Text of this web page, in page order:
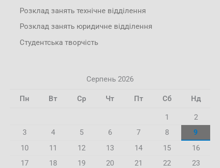
Розклад занять технічне відділення
Розклад занять юридичне відділення
Студентська творчість
Серпень 2026
Пн Вт Ср Чт Пт Сб Нд
1
2
3
4 5 6 7 8
9
10
11 12 13 14 15
16
17
18 19 20 21 22
23